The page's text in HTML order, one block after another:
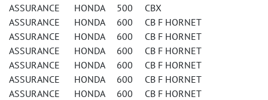
ASSURANCE HONDA 500 CBX
ASSURANCE HONDA 600 CB F HORNET
ASSURANCE HONDA 600 CB F HORNET
ASSURANCE HONDA 600 CB F HORNET
ASSURANCE HONDA 600 CB F HORNET
ASSURANCE HONDA 600 CB F HORNET
ASSURANCE HONDA 600 CB F HORNET